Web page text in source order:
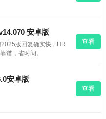
安卓版
版回复确实快，HR
谱，省时间。
查看
安卓版
查看